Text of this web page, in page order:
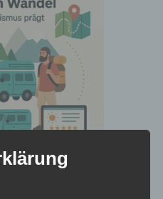
Wie Individualität den